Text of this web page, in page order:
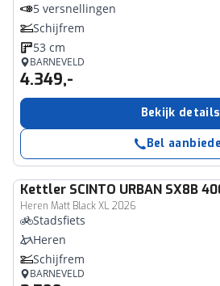
5 versnellingen
Schijfrem
53 cm
BARNEVELD
4.349,-
Bekijk details
Bel
Kettler SCINTO URBAN SX8B
Heren Matt Black XL 2026
Stadsfiets
Heren
Schijfrem
BARNEVELD